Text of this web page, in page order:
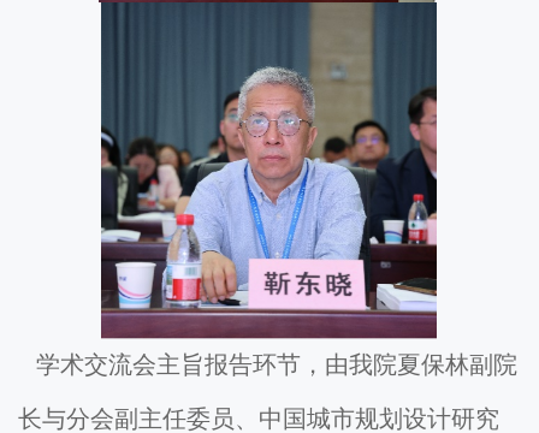
学术交流会主旨报告环节，由我院夏保林副院
长与分会副主任委员、中国城市规划设计研究